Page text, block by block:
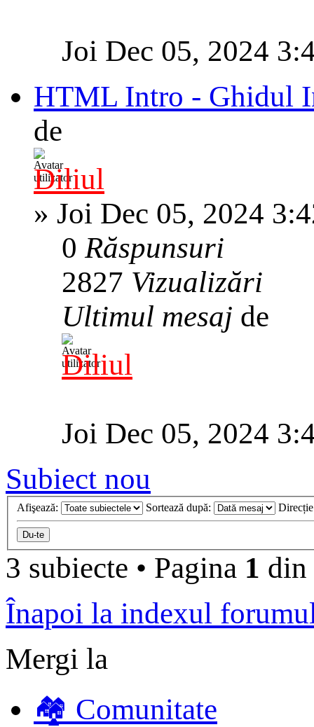
Joi Dec 05, 2024
HTML Intro - Ghidul
de
Diliul
» Joi Dec 05, 2024
0Răspunsuri
2827 Vizualizări
Ultimul mesaj de
Diliul
Joi Dec 05, 2024
Subiect nou
Afişează: Sortează după:
3 subiecte • Pagina 1 din
Înapoi la indexul
Mergi la
🏘️ Comunitate